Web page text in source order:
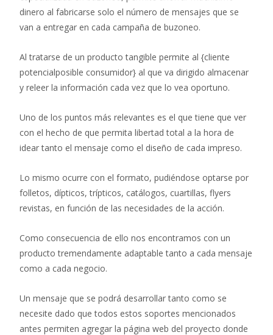
dinero al fabricarse solo el número de mensajes que se
van a entregar en cada campaña de buzoneo.
Al tratarse de un producto tangible permite al {cliente
potencialposible consumidor} al que va dirigido almacenar
y releer la información cada vez que lo vea oportuno.
Uno de los puntos más relevantes es el que tiene que ver
con el hecho de que permita libertad total a la hora de
idear tanto el mensaje como el diseño de cada impreso.
Lo mismo ocurre con el formato, pudiéndose optarse por
folletos, dípticos, trípticos, catálogos, cuartillas, flyers
revistas, en función de las necesidades de la acción.
Como consecuencia de ello nos encontramos con un
producto tremendamente adaptable tanto a cada mensaje
como a cada negocio.
Un mensaje que se podrá desarrollar tanto como se
necesite dado que todos estos soportes mencionados
antes permiten agregar la página web del proyecto donde